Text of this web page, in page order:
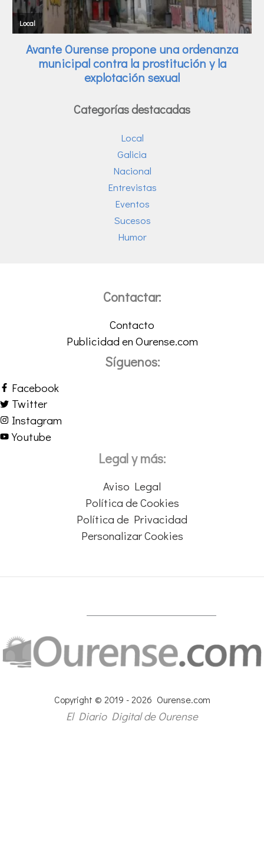
Categorías destacadas
Local
Galicia
Nacional
Entrevistas
Eventos
Sucesos
Humor
Contactar:
Contacto
Publicidad en Ourense.com
Síguenos:
Facebook
Twitter
Instagram
Youtube
Legal y más:
Aviso Legal
Política de Cookies
Política de Privacidad
Personalizar Cookies
Copyright © 2019 - 2026 Ourense.com
El Diario Digital de Ourense